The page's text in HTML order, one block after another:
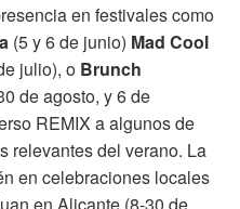
en festivales como
(5 y 6 de junio) Mad Cool
julio), o Brunch
de agosto, y 6 de
REMIX a algunos de
relevantes del verano. La
en celebraciones locales